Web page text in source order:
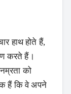
हाथ होते हैं,
करते हैं।
को
हैं कि वे अपने